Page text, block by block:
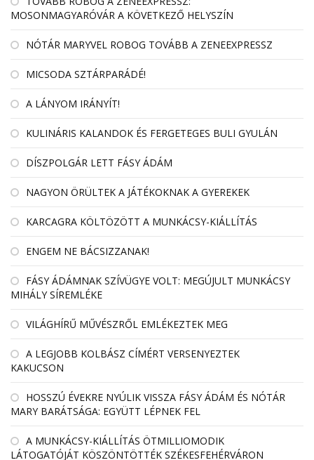
MOSONMAGYARÓVÁR A KÖVETKEZŐ HELYSZÍN
NÓTÁR MARYVEL ROBOG TOVÁBB A ZENEEXPRESSZ
MICSODA SZTÁRPARÁDÉ!
A LÁNYOM IRÁNYÍT!
KULINÁRIS KALANDOK ÉS FERGETEGES BULI GYULÁN
DÍSZPOLGÁR LETT FÁSY ÁDÁM
NAGYON ÖRÜLTEK A JÁTÉKOKNAK A GYEREKEK
KARCAGRA KÖLTÖZÖTT A MUNKÁCSY-KIÁLLÍTÁS
ENGEM NE BÁCSIZZANAK!
FÁSY ÁDÁMNAK SZÍVÜGYE VOLT: MEGÚJULT MUNKÁCSY
MIHÁLY SÍREMLÉKE
VILÁGHÍRŰ MŰVÉSZRŐL EMLÉKEZTEK MEG
A LEGJOBB KOLBÁSZ CÍMÉRT VERSENYEZTEK
KAKUCSON
HOSSZÚ ÉVEKRE NYÚLIK VISSZA FÁSY ÁDÁM ÉS NÓTÁR
MARY BARÁTSÁGA: EGYÜTT LÉPNEK FEL
A MUNKÁCSY-KIÁLLÍTÁS ÖTMILLIOMODIK
LÁTOGATÓJÁT KÖSZÖNTÖTTÉK SZÉKESFEHÉRVÁRON